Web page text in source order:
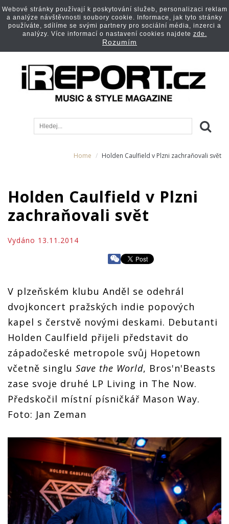
Home Holden Caulfield v Plzni zachraňovali svět
Holden Caulfield v Plzni
zachraňovali svět
Vydáno 13.11.2014
V plzeňském klubu Anděl se odehrál
dvojkoncert pražských indie popových
kapel s čerstvě novými deskami. Debutanti
Holden Caulfield přijeli představit do
západočeské metropole svůj Hopetown
včetně singlu Save the World, Bros'n'Beasts
zase svoje druhé LP Living in The Now.
Předskočil místní písničkář Mason Way.
Foto: Jan Zeman
Webové stránky používají k poskytování služeb, personalizaci reklam
a analýze návštěvnosti soubory cookie. Informace, jak tyto stránky
používáte, sdílíme se svými partnery pro sociální média, inzerci a
analýzy. Více informací o nastavení cookies najdete zde.
Rozumím